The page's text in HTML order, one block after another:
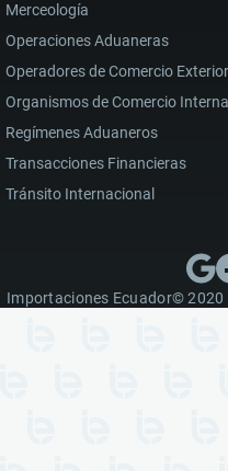
Merceología
Operaciones Aduaneras
Operadores de Comercio Exterior
Organismos de Comercio
Regímenes Aduaneros
Transacciones Financieras
Tránsito Internacional
Importaciones Ecuador©